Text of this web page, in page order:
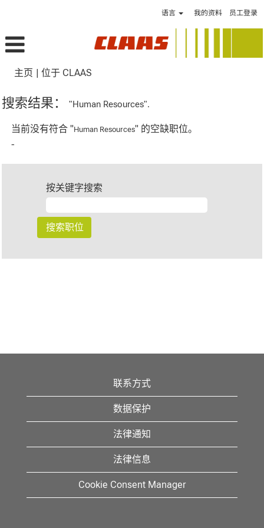
语言 我的资料 员工登录
主页 | 位于 CLAAS
面）
搜索结果： "Human Resources".
当前没有符合 "Human Resources" 的空缺职位。
-
按关键字搜索
联系方式
数据保护
法律通知
法律信息
Cookie Consent Manager